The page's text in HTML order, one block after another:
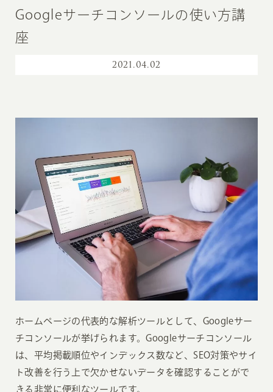
Googleサーチコンソールの使い方講
座
2021.04.02
ホームページの代表的な解析ツールとして、Googleサー
チコンソールが挙げられます。Googleサーチコンソール
は、平均掲載順位やインデックス数など、SEO対策やサイ
ト改善を行う上で欠かせないデータを確認することがで
きる非常に便利なツールです。